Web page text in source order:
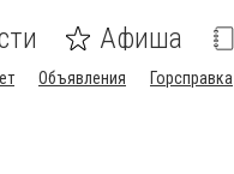
Афиша
Объявления Горсправка